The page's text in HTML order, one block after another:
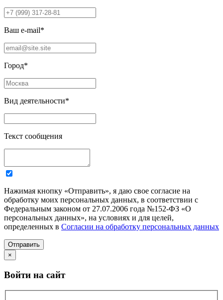
Ваш e-mail*
Город*
Вид деятельности*
Текст сообщения
Нажимая кнопку «Отправить», я даю свое согласие на
обработку моих персональных данных, в соответствии с
Федеральным законом от 27.07.2006 года №152-ФЗ «О
персональных данных», на условиях и для целей,
определенных в Согласии на обработку персональных данных
Отправить
×
Войти на сайт